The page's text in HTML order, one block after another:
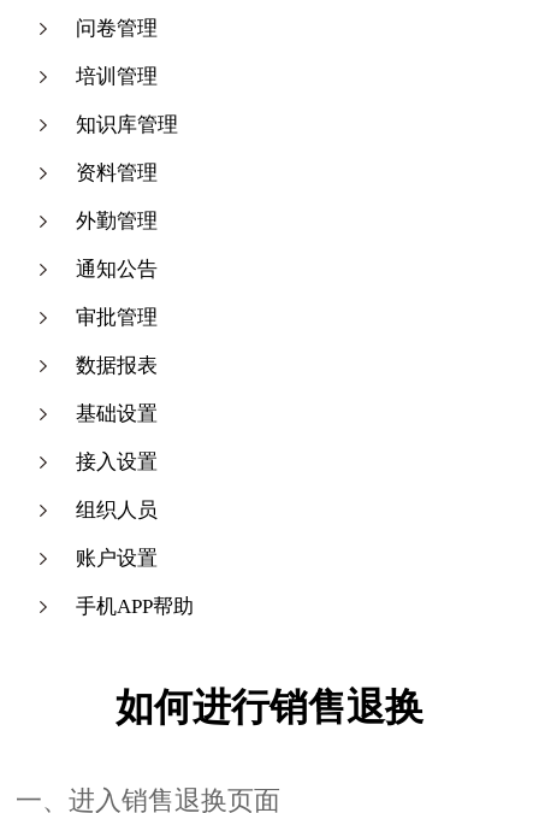
问卷管理
培训管理
知识库管理
资料管理
外勤管理
通知公告
审批管理
数据报表
基础设置
接入设置
组织人员
账户设置
手机APP帮助
如何进行销售退换
一、进入销售退换页面